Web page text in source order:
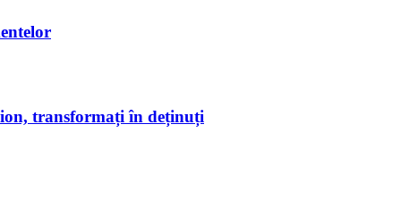
transformați în deținuți